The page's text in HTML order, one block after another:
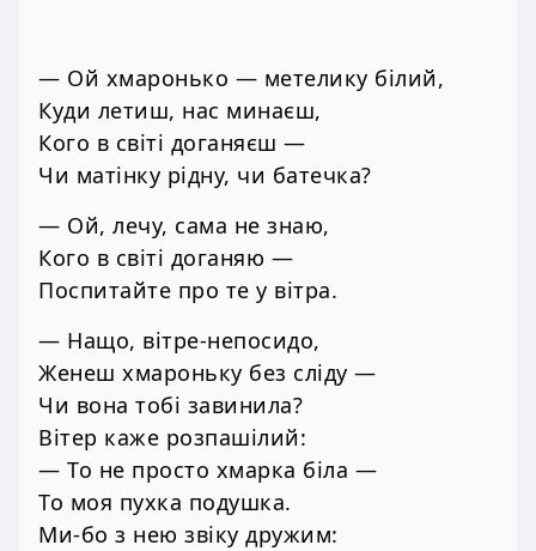
— Ой хмаронько — метелику білий,
Куди летиш, нас минаєш,
Кого в світі доганяєш —
Чи матінку рідну, чи батечка?
— Ой, лечу, сама не знаю,
Кого в світі доганяю —
Поспитайте про те у вітра.
— Нащо, вітре-непосидо,
Женеш хмароньку без сліду —
Чи вона тобі завинила?
Вітер каже розпашілий:
— То не просто хмарка біла —
То моя пухка подушка.
Ми-бо з нею звіку дружим: